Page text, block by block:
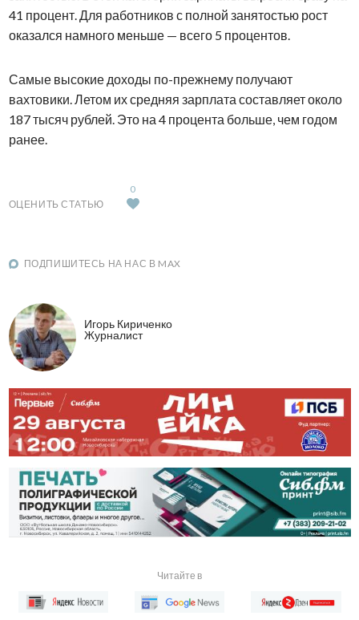
41 процент. Для работников с полной занятостью рост
оказался намного меньше — всего 5 процентов.
Самые высокие доходы по-прежнему получают
вахтовики. Летом их средняя зарплата составляет около
187 тысяч рублей. Это на 4 процента больше, чем годом
ранее.
ОЦЕНИТЬ СТАТЬЮ
0
ПОДПИШИТЕСЬ НА НАС В MAX
Игорь Кириченко
Журналист
Читайте в